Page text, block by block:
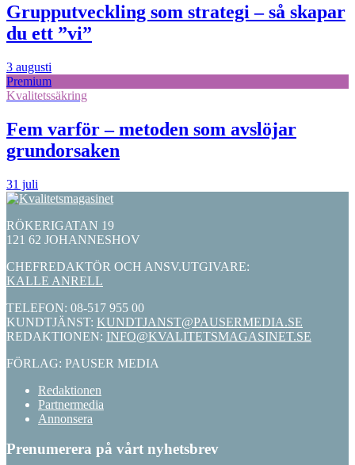
Grupputveckling som strategi – så skapar
du ett ”vi”
3 augusti
Premium
Kvalitetssäkring
Fem varför – metoden som avslöjar
grundorsaken
31 juli
RÖKERIGATAN 19
121 62 JOHANNESHOV
CHEFREDAKTÖR OCH ANSV.UTGIVARE:
KALLE ANRELL
TELEFON: 08-517 955 00
KUNDTJÄNST: KUNDTJANST@PAUSERMEDIA.SE
REDAKTIONEN: INFO@KVALITETSMAGASINET.SE
FÖRLAG: PAUSER MEDIA
Redaktionen
Partnermedia
Annonsera
Prenumerera på vårt nyhetsbrev